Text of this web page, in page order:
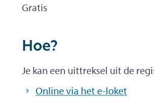
Gratis
Hoe?
Je kan een uittreksel uit de
Online via het e-loket